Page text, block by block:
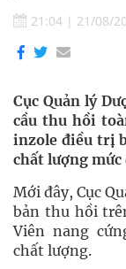
21:04 | 21/08/
Cục Quản lý
cầu thu hồi
inzole điều trị
chất lượng mức
Mới đây, Cục
bản thu hồi
Viên nang
chất lượng.